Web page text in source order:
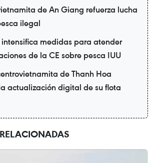
de An Giang refuerza lucha
ilegal
intensifica medidas para atender
de la CE sobre pesca IUU
de Thanh Hoa
actualización digital de su flota